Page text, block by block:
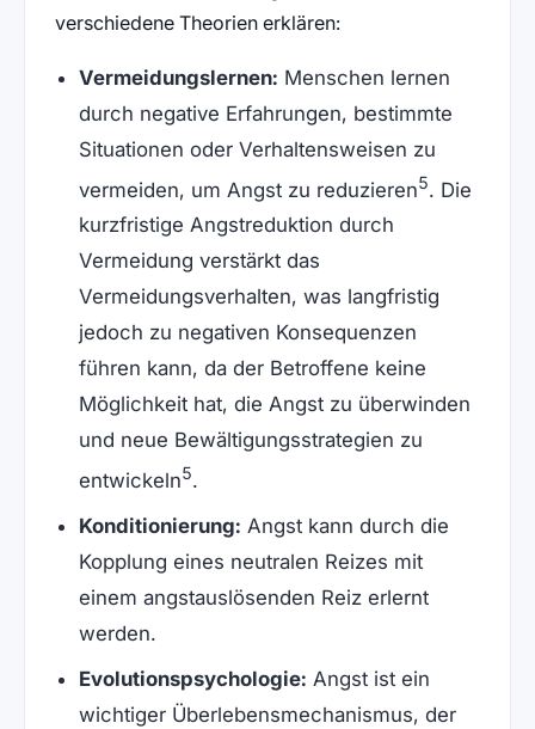
verschiedene Theorien erklären:
Vermeidungslernen: Menschen lernen
durch negative Erfahrungen, bestimmte
Situationen oder Verhaltensweisen zu
vermeiden, um Angst zu reduzieren5. Die
kurzfristige Angstreduktion durch
Vermeidung verstärkt das
Vermeidungsverhalten, was langfristig
jedoch zu negativen Konsequenzen
führen kann, da der Betroffene keine
Möglichkeit hat, die Angst zu überwinden
und neue Bewältigungsstrategien zu
entwickeln5.
Konditionierung: Angst kann durch die
Kopplung eines neutralen Reizes mit
einem angstauslösenden Reiz erlernt
werden.
Evolutionspsychologie: Angst ist ein
wichtiger Überlebensmechanismus, der